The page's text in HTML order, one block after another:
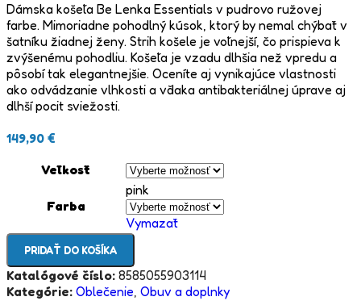
Dámska košeľa Be Lenka Essentials v pudrovo ružovej
farbe. Mimoriadne pohodlný kúsok, ktorý by nemal chýbať v
šatníku žiadnej ženy. Strih košele je voľnejší, čo prispieva k
zvýšenému pohodliu. Košeľa je vzadu dlhšia než vpredu a
pôsobí tak elegantnejšie. Oceníte aj vynikajúce vlastnosti
ako odvádzanie vlhkosti a vďaka antibakteriálnej úprave aj
dlhší pocit sviežosti.
149,90 €
Veľkosť
Farba
pink
Vymazať
PRIDAŤ DO KOŠÍKA
Katalógové číslo: 8585055903114
Kategórie: Oblečenie, Obuv a doplnky